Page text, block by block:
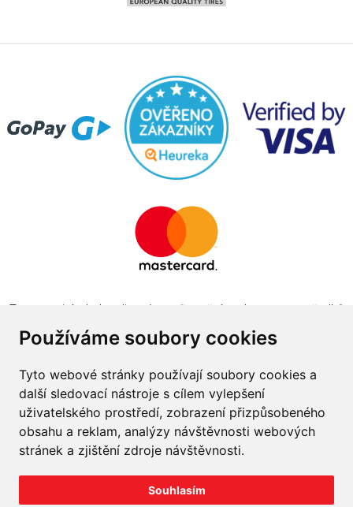
Používáme soubory cookies
Tyto webové stránky používají soubory cookies a
další sledovací nástroje s cílem vylepšení
uživatelského prostředí, zobrazení přizpůsobeného
obsahu a reklam, analýzy návštěvnosti webových
stránek a zjištění zdroje návštěvnosti.
Souhlasím
Tento projekt byl realizován za finanční podpory z prostředků
obchodu v programu The Country for the Future
Napište nám
Velkoobchod